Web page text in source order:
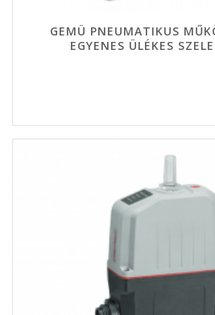
GEMÜ PNEUMATIKUS
EGYENES ÜLÉKES